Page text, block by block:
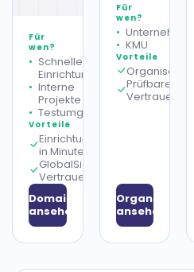
Für
wen?
Schnelle
Einrichtung
Interne
Projekte
Testumgebungen
Vorteile
Einrichtung
in Minuten
GlobalSign-
Vertrauen
DomainSSL
ansehen
Für
wen?
KMU
Vorteile
Prüfbares
Vertrauen
ansehen